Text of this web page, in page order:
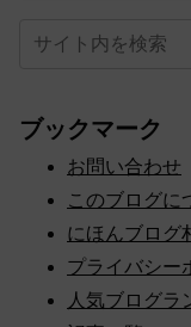
ブックマーク
お問い合わせ
このブログに
にほんブログ
プライバシー
人気ブログラ